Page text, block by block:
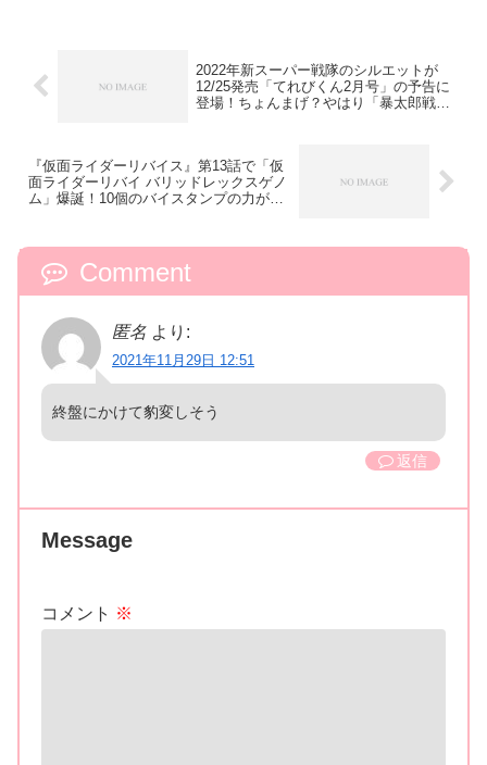
2022年新スーパー戦隊のシルエットが
12/25発売「てれびくん2月号」の予告に
登場！ちょんまげ？やはり「暴太郎戦隊
『仮面ライダーリバイス』第13話で「仮
面ライダーリバイ バリッドレックスゲノ
ム」爆誕！10個のバイスタンプの力が融
Comment
匿名 より:
2021年11月29日 12:51
終盤にかけて豹変しそう
返信
Message
コメント ※